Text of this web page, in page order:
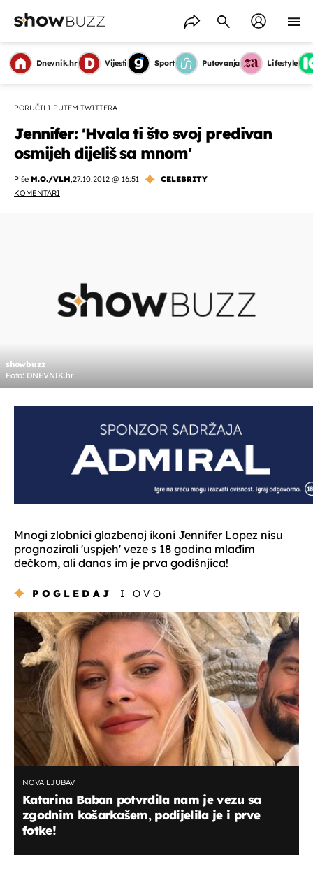
Dnevnik.hr Vijesti Sport Putovanja Lifestyle
PORUČILI PUTEM TWITTERA
Jennifer: 'Hvala ti što svoj predivan
osmijeh dijeliš sa mnom'
Piše M.O./VLM,27.10.2012 @ 16:51
CELEBRITY
KOMENTARI
showbuzz
Foto: DNEVNIK.hr
Mnogi zlobnici glazbenoj ikoni Jennifer Lopez nisu
prognozirali 'uspjeh' veze s 18 godina mlađim
dečkom, ali danas im je prva godišnjica!
POGLEDAJ I OVO
NOVA LJUBAV
Katarina Baban potvrdila nam je vezu sa
zgodnim košarkašem, podijelila je i prve
fotke!